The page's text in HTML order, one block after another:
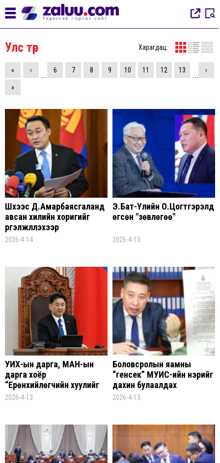
Улс төр Харагдац:
« ‹
...
6 7 8 9 10 11 12 13
...
›
»
Шүүхээс Д.Амарбаясгаланд
авсан хилийн хоригийг
үргэлжлүүлэхээр
шийдвэрлэжээ
2026-4-14
Э.Бат-Үүлийн О.Цогтгэрэлд
өгсөн "зөвлөгөө"
2026-4-13
УИХ-ын дарга, МАН-ын
дарга хоёр
“Ерөнхийлөгчийн хуулийг
дэмж” гэж гишүүдийг
2026-4-13
Боловсролын яамны
“генсек” МУИС-ийн нэрийг
дахин булаалдах
боломжийг МҮИС-д
2026-4-13